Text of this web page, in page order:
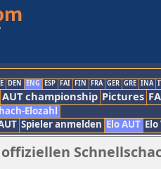
DEN ENG ESP FAI FIN FRA GER GRE INA
AUT championship Pictures
Elozahl
Spieler anmelden Elo AUT